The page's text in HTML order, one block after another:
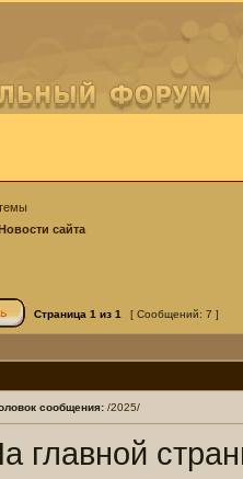
сайта
Страница 1 из 1 [ Сообщений: 7 ]
сообщения: /2025/
главной